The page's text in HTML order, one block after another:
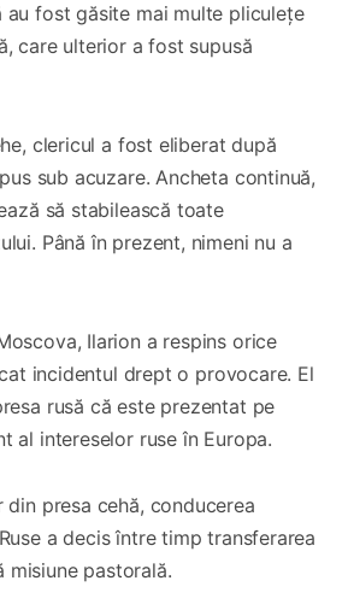
au fost găsite mai multe pliculețe
care ulterior a fost supusă
clericul a fost eliberat după
sub acuzare. Ancheta continuă,
să stabilească toate
Până în prezent, nimeni nu a
Ilarion a respins orice
incidentul drept o provocare. El
rusă că este prezentat pe
al intereselor ruse în Europa.
presa cehă, conducerea
a decis între timp transferarea
misiune pastorală.